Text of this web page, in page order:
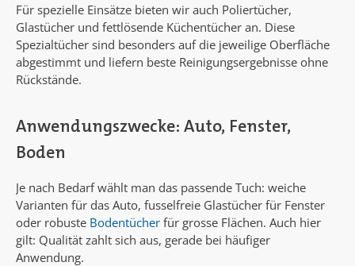
Für spezielle Einsätze bieten wir auch Poliertücher,
Glastücher und fettlösende Küchentücher an. Diese
Spezialtücher sind besonders auf die jeweilige Oberfläche
abgestimmt und liefern beste Reinigungsergebnisse ohne
Rückstände.
Anwendungszwecke: Auto, Fenster,
Boden
Je nach Bedarf wählt man das passende Tuch: weiche
Varianten für das Auto, fusselfreie Glastücher für Fenster
oder robuste Bodentücher für grosse Flächen. Auch hier
gilt: Qualität zahlt sich aus, gerade bei häufiger
Anwendung.